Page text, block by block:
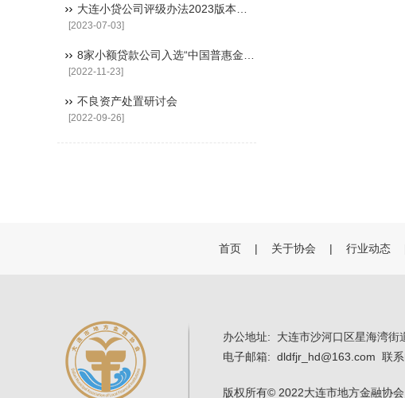
[2023-07-03]
[2022-11-23]
不良资产处置研讨会
[2022-09-26]
首页 | 关于协会 | 行业动态
办公地址: 大连市沙河口区星海湾街
电子邮箱: dldfjr_hd@163.com 联
版权所有© 2022大连市地方金融协